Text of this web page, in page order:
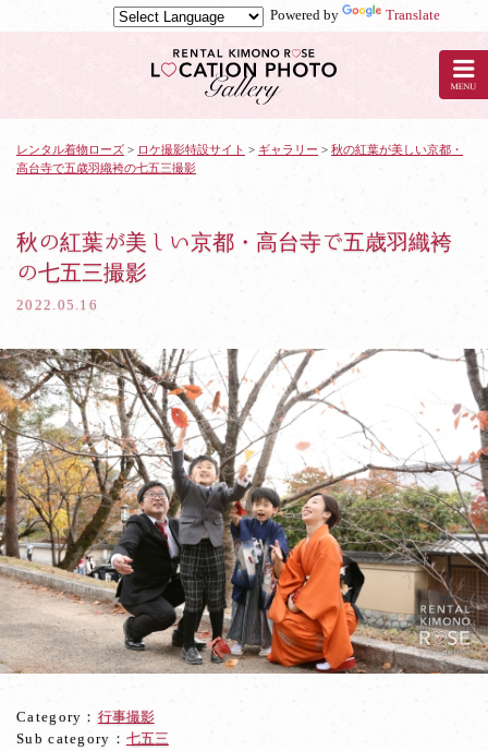
Powered by
Translate
ル
ー
ケ
撮
影：
秋
の
紅
葉
が
美
し
い
京
都・
高
寺
レンタル着物ローズ > ロケ撮影特設サイト > ギャラリー > 秋の紅葉が美しい京都・
高台寺で五歳羽織袴の七五三撮影
秋の紅葉が美しい京都・高台寺で五歳羽織袴
の七五三撮影
2022.05.16
Category： 行事撮影
Sub category： 七五三